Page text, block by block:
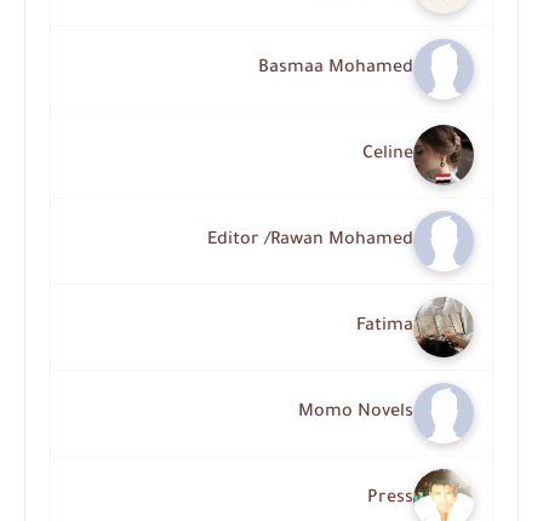
Basmaa Mohamed
Celine
Editor /Rawan Mohamed
Fatima
Momo Novels
Press